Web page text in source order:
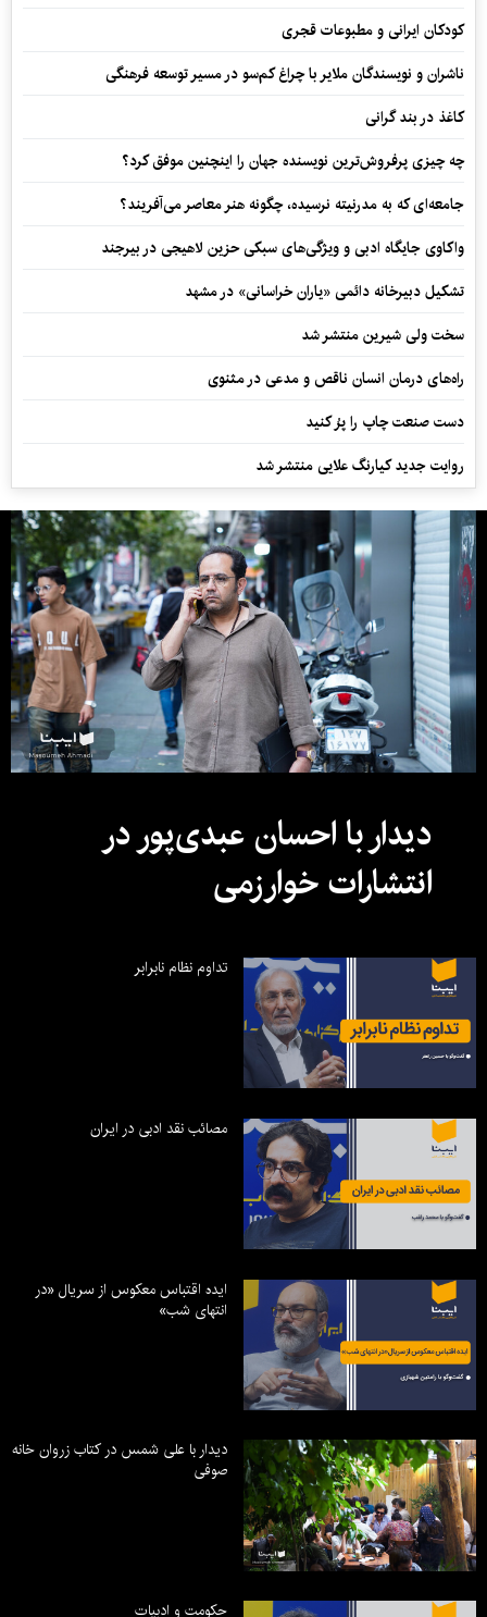
کودکان ایرانی و مطبوعات قجری
ناشران و نویسندگان ملایر با چراغ کم‌سو در مسیر توسعه فرهنگی
کاغذ در بند گرانی
چه چیزی پرفروش‌ترین نویسنده جهان را اینچنین موفق کرد؟
جامعه‌ای که به مدرنیته نرسیده، چگونه هنر معاصر می‌آفریند؟
واکاوی جایگاه ادبی و ویژگی‌های سبکی حزین لاهیجی در بیرجند
تشکیل دبیرخانه دائمی «یاران خراسانی» در مشهد
سخت ولی شیرین منتشر شد
راه‌های درمان انسان ناقص و مدعی در مثنوی
دست صنعت چاپ را پرُ کنید
روایت جدید کیارنگ علایی منتشر شد
دیدار با احسان عبدی‌پور در
انتشارات خوارزمی
تداوم نظام نابرابر
مصائب نقد ادبی در ایران
ایده اقتباس معکوس از سریال «در
انتهای شب»
دیدار با علی شمس در کتاب زروان خانه
صوفی
حکومت و ادبیات